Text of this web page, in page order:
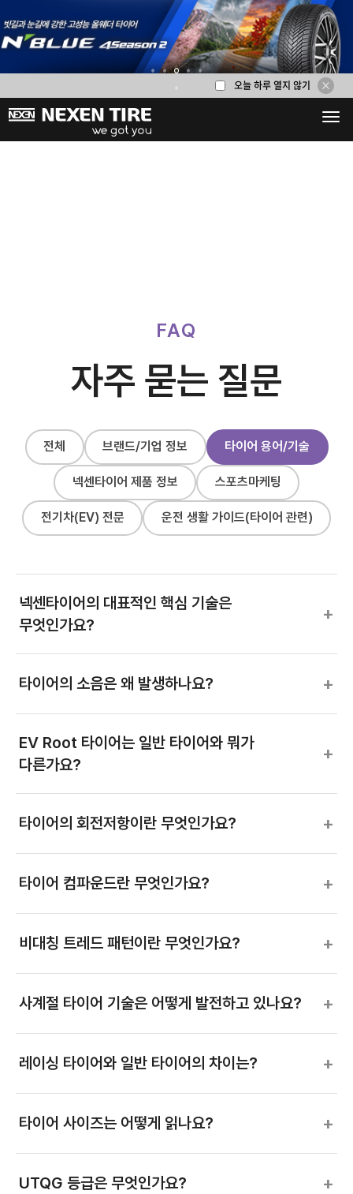
5
오늘 하루 열지 않기
FAQ
자주 묻는 질문
전체 브랜드/기업 정보 타이어 용어/기술
넥센타이어 제품 정보 스포츠마케팅
전기차(EV) 전문 운전 생활 가이드(타이어 관련)
넥센타이어의 대표적인 핵심 기술은
무엇인가요?
+
타이어의 소음은 왜 발생하나요? +
EV Root 타이어는 일반 타이어와 뭐가
다른가요?
+
타이어의 회전저항이란 무엇인가요? +
타이어 컴파운드란 무엇인가요? +
비대칭 트레드 패턴이란 무엇인가요? +
사계절 타이어 기술은 어떻게 발전하고 있나요? +
레이싱 타이어와 일반 타이어의 차이는? +
타이어 사이즈는 어떻게 읽나요? +
UTQG 등급은 무엇인가요? +